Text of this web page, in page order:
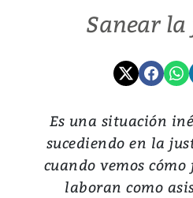
Sanear
Es una situación
sucediendo en la
cuando vemos
laboran como